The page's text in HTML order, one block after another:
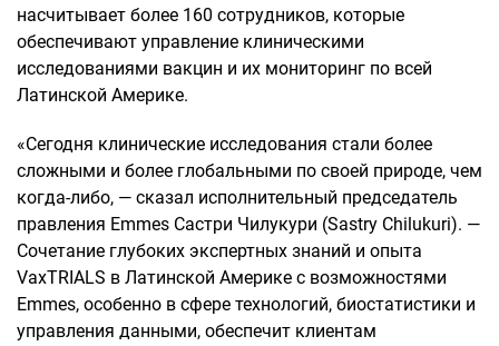
насчитывает более 160 сотрудников, которые
обеспечивают управление клиническими
исследованиями вакцин и их мониторинг по всей
Латинской Америке.
«Сегодня клинические исследования стали более
сложными и более глобальными по своей природе, чем
когда-либо, — сказал исполнительный председатель
правления Emmes Састри Чилукури (Sastry Chilukuri). —
Сочетание глубоких экспертных знаний и опыта
VaxTRIALS в Латинской Америке с возможностями
Emmes, особенно в сфере технологий, биостатистики и
управления данными, обеспечит клиентам